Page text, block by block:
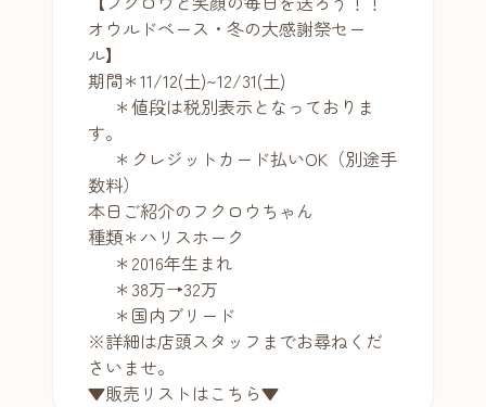
オウルドベース・冬の大感謝祭セー
ル】
期間＊11/12(土)~12/31(土)
＊値段は税別表示となっておりま
す。
＊クレジットカード払いOK（別途手
数料）
本日ご紹介のフクロウちゃん
種類＊ハリスホーク
＊2016年生まれ
＊38万→32万
＊国内ブリード
※詳細は店頭スタッフまでお尋ねくだ
さいませ。
▼販売リストはこちら▼